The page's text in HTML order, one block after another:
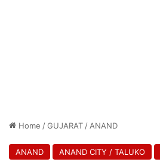
Home /GUJARAT / ANAND
ANAND ANAND CITY / TALUKO